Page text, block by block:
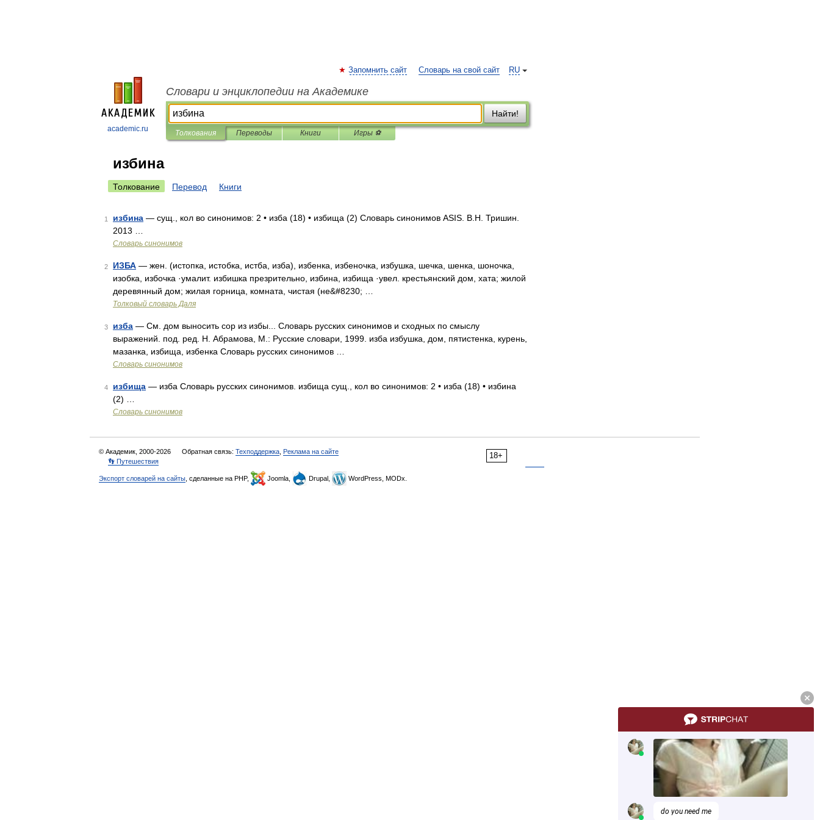
academic.ru
RU
Запомнить сайт Словарь на свой сайт
Словари и энциклопедии на Академике
Найти!
Толкования Переводы Книги Игры ⚽
избина
Толкование Перевод Книги
1 избина — сущ., кол во синонимов: 2 • изба (18) • избища (2) Словарь синонимов ASIS. В.Н. Тришин.
2013 …
Словарь синонимов
2 ИЗБА — жен. (истопка, истобка, истба, изба), избенка, избеночка, избушка, шечка, шенка, шоночка,
изобка, избочка ·умалит. избишка презрительно, избина, избища ·увел. крестьянский дом, хата; жилой
деревянный дом; жилая горница, комната, чистая (не&#8230; …
Толковый словарь Даля
3 изба — См. дом выносить сор из избы... Словарь русских синонимов и сходных по смыслу
выражений. под. ред. Н. Абрамова, М.: Русские словари, 1999. изба избушка, дом, пятистенка, курень,
мазанка, избища, избенка Словарь русских синонимов …
Словарь синонимов
4 избища — изба Словарь русских синонимов. избища сущ., кол во синонимов: 2 • изба (18) • избина
(2) …
Словарь синонимов
18+
© Академик, 2000-2026 Обратная связь: Техподдержка Реклама на сайте
👣 Путешествия
Экспорт словарей на сайты , сделанные на PHP, Joomla, Drupal, WordPress, MODx.